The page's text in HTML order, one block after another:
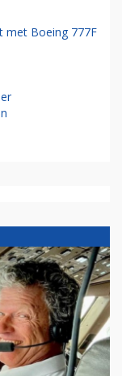
met Boeing 777F